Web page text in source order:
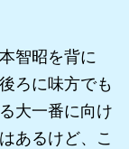
智昭を背に
ろに味方でも
大一番に向け
あるけど、こ